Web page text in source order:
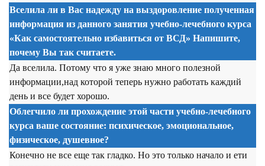
Вселила ли в Вас надежду на выздоровление полученная
информация из данного занятия учебно-лечебного курса
«Как самостоятельно избавиться от ВСД» Напишите,
почему Вы так считаете.
Да вселила. Потому что я уже знаю много полезной
информации,над которой теперь нужно работать каждий
день и все будет хорошо.
Облегчило ли прохождение этой части учебно-лечебного
курса ваше состояние: психическое, эмоциональное,
физическое, душевное?
Конечно не все еще так гладко. Но это только начало и ети